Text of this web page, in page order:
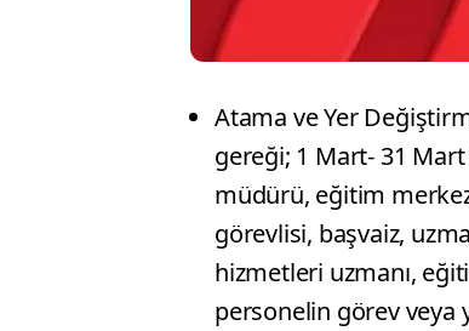
Atama ve Yer
gereği; 1 Mart- 31
müdürü, eğitim
görevlisi, başvaiz,
hizmetleri uzmanı,
personelin görev